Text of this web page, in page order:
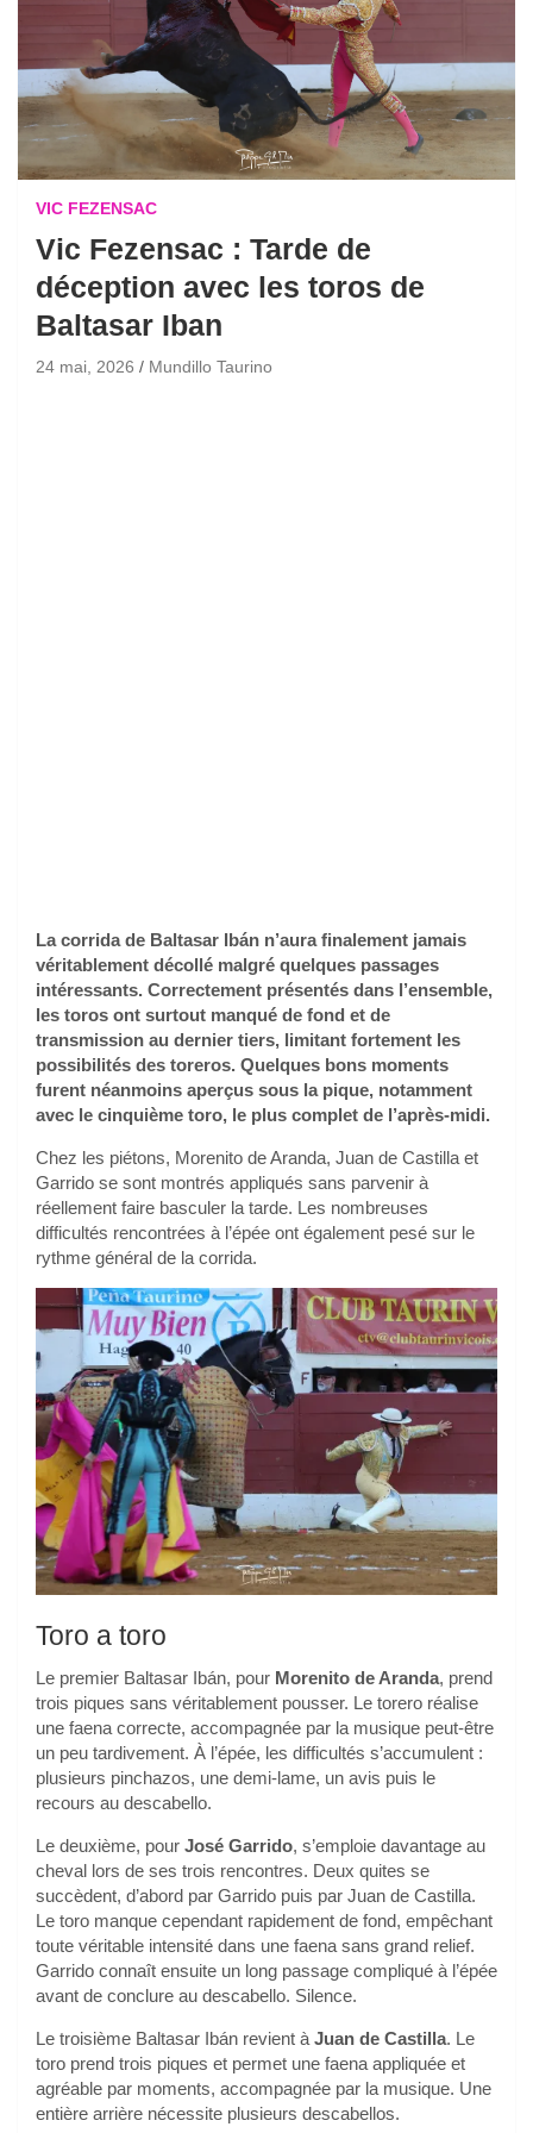
VIC FEZENSAC
Vic Fezensac : Tarde de
déception avec les toros de
Baltasar Iban
24 mai, 2026 Mundillo Taurino
La corrida de Baltasar Ibán n’aura finalement jamais
véritablement décollé malgré quelques passages
intéressants. Correctement présentés dans l’ensemble,
les toros ont surtout manqué de fond et de
transmission au dernier tiers, limitant fortement les
possibilités des toreros. Quelques bons moments
furent néanmoins aperçus sous la pique, notamment
avec le cinquième toro, le plus complet de l’après-midi.
Chez les piétons, Morenito de Aranda, Juan de Castilla et
Garrido se sont montrés appliqués sans parvenir à
réellement faire basculer la tarde. Les nombreuses
difficultés rencontrées à l’épée ont également pesé sur le
rythme général de la corrida.
Toro a toro
Le premier Baltasar Ibán, pour Morenito de Aranda, prend
trois piques sans véritablement pousser. Le torero réalise
une faena correcte, accompagnée par la musique peut-être
un peu tardivement. À l’épée, les difficultés s’accumulent :
plusieurs pinchazos, une demi-lame, un avis puis le
recours au descabello.
Le deuxième, pour José Garrido, s’emploie davantage au
cheval lors de ses trois rencontres. Deux quites se
succèdent, d’abord par Garrido puis par Juan de Castilla.
Le toro manque cependant rapidement de fond, empêchant
toute véritable intensité dans une faena sans grand relief.
Garrido connaît ensuite un long passage compliqué à l’épée
avant de conclure au descabello. Silence.
Le troisième Baltasar Ibán revient à Juan de Castilla. Le
toro prend trois piques et permet une faena appliquée et
agréable par moments, accompagnée par la musique. Une
entière arrière nécessite plusieurs descabellos.